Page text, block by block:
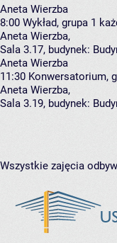
Aneta Wierzba
8:00 Wykład, grupa 1
Aneta Wierzba,
Sala 3.17, budynek:
Aneta Wierzba
11:30 Konwersatorium,
Aneta Wierzba,
Sala 3.19, budynek:
Wszystkie zajęcia